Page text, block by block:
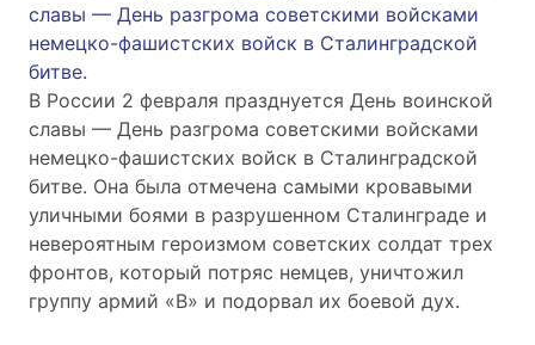
славы — День разгрома советскими войсками
немецко-фашистских войск в Сталинградской
битве.
В России 2 февраля празднуется День воинской
славы — День разгрома советскими войсками
немецко-фашистских войск в Сталинградской
битве. Она была отмечена самыми кровавыми
уличными боями в разрушенном Сталинграде и
невероятным героизмом советских солдат трех
фронтов, который потряс немцев, уничтожил
группу армий «В» и подорвал их боевой дух.